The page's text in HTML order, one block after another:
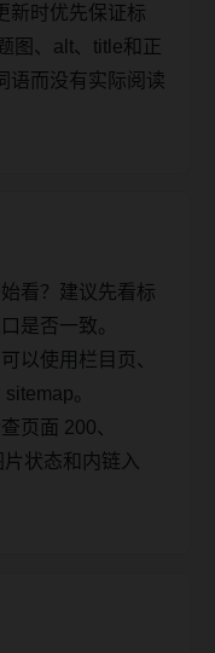
新时优先保证标
图、alt、title和正
语而没有实际阅读
看？建议先看标
是否一致。
以使用栏目页、
。
页面 200、
状态和内链入